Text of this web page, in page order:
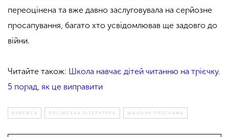
переоцінена та вже давно заслуговувала на серйозне
просапування, багато хто усвідомлював ще задовго до
війни.
Читайте також: Школа навчає дітей читанню на трієчку.
5 порад, як це виправити
ВЧИТИСЯ РОСІЙСЬКА ЛІТЕРАТУРА ШКІЛЬНА ПРОГРАМА